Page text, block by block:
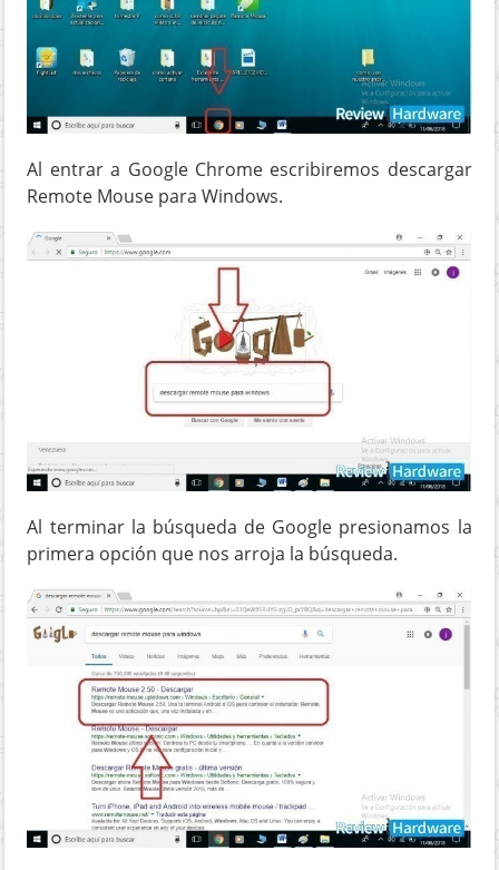
Al entrar a Google Chrome escribiremos descargar
Remote Mouse para Windows.
Al terminar la búsqueda de Google presionamos la
primera opción que nos arroja la búsqueda.